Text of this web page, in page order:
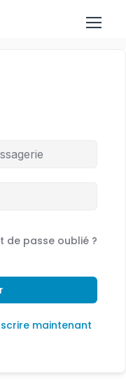
de passe oublié ?
maintenant